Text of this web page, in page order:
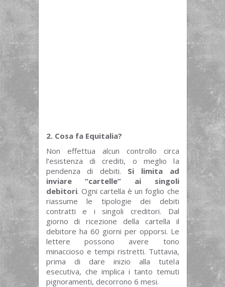
2. Cosa fa Equitalia?
Non effettua alcun controllo circa
l’esistenza di crediti, o meglio la
pendenza di debiti. Si limita ad
inviare “cartelle” ai singoli
debitori. Ogni cartella è un foglio che
riassume le tipologie dei debiti
contratti e i singoli creditori. Dal
giorno di ricezione della cartella il
debitore ha 60 giorni per opporsi. Le
lettere possono avere tono
minaccioso e tempi ristretti. Tuttavia,
prima di dare inizio alla tutela
esecutiva, che implica i tanto temuti
pignoramenti, decorrono 6 mesi.